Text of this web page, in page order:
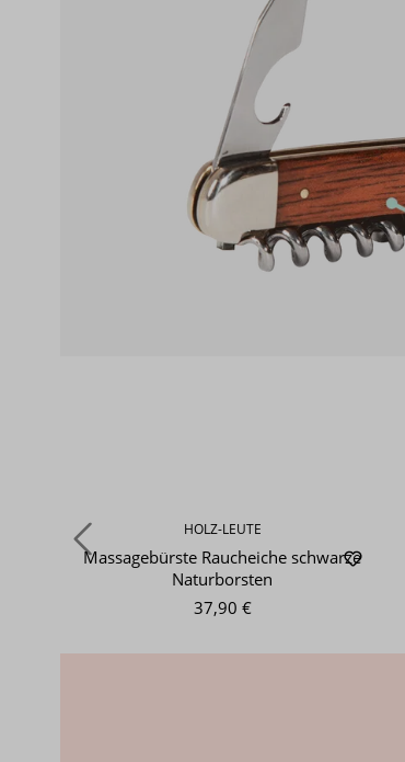
HOLZ-LEUTE
Massagebürste Raucheiche schwarze
Naturborsten
37,90 €